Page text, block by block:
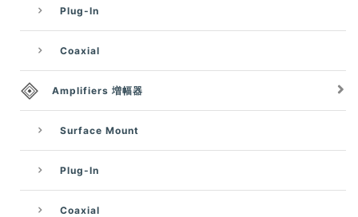
Plug-In
Coaxial
Amplifiers 増幅器
Surface Mount
Plug-In
Coaxial